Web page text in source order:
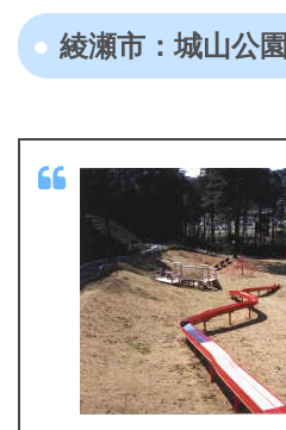
綾瀬市：城山公園